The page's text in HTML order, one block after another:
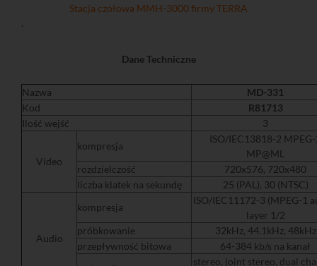
Stacja czołowa MMH-3000 firmy TERRA
.
Dane Techniczne
Nazwa
MD-331
Kod
R81713
Ilość wejść
3
Video
kompresja
ISO/IEC13818-2
MP@ML
rozdzielczość
720x576, 720x480
liczba klatek na sekundę
25 (PAL), 30 (NTSC)
Audio
kompresja
ISO/IEC11172-3 (MPEG-1
layer 1/2
próbkowanie
32kHz, 44.1kHz, 48kHz
przepływność bitowa
64-384 kb/s na kanał
stereo, joint stereo, dual